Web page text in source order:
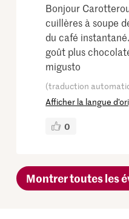
Bonjour
cuillères à soupe
du café
goût plus
migusto
(traduction
Afficher la langue
0
Montrer toutes les